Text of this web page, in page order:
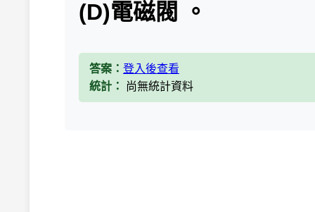
(D)電磁閥 。
答案： 登入後查看
統計：
尚無統計資料